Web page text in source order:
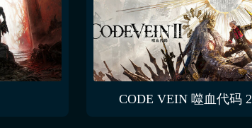
CODE VEIN 噬血代码 2